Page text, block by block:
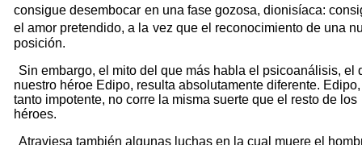
consigue desembocar en una fase gozosa, dionisíaca:
el amor pretendido, a la vez que el reconocimiento de una
posición.
Sin embargo, el mito del que más habla el psicoanálisis, el
nuestro héroe Edipo, resulta absolutamente diferente.
tanto impotente, no corre la misma suerte que el resto de los
héroes.
Atraviesa también algunas luchas en la cual muere el